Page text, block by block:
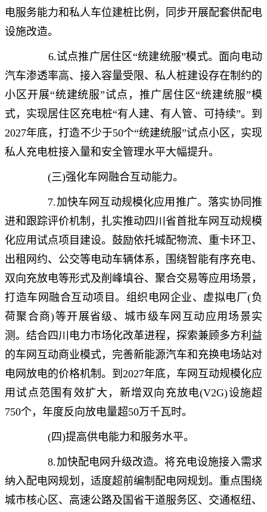
电服务能力和私人车位建桩比例，同步开展配套供配电
设施改造。
6.试点推广居住区“统建统服”模式。面向电动
汽车渗透率高、接入容量受限、私人桩建设存在制约的
小区开展“统建统服”试点，推广居住区“统建统服”模
式，实现居住区充电桩“有人建、有人管、可持续”。到
2027年底，打造不少于50个“统建统服”试点小区，实现
私人充电桩接入量和安全管理水平大幅提升。
(三)强化车网融合互动能力。
7.加快车网互动规模化应用推广。落实协同推
进和跟踪评价机制，扎实推动四川省首批车网互动规模
化应用试点项目建设。鼓励依托城配物流、重卡环卫、
出租网约、公交等电动车辆体系，围绕智能有序充电、
双向充放电等形式及削峰填谷、聚合交易等应用场景，
打造车网融合互动项目。组织电网企业、虚拟电厂(负
荷聚合商)等开展省级、城市级车网互动应用场景实
测。结合四川电力市场化改革进程，探索兼顾多方利益
的车网互动商业模式，完善新能源汽车和充换电场站对
电网放电的价格机制。到2027年底，车网互动规模化应
用试点范围有效扩大，新增双向充放电(V2G)设施超
750个，年度反向放电量超50万千瓦时。
(四)提高供电能力和服务水平。
8.加快配电网升级改造。将充电设施接入需求
纳入配电网规划，适度超前编制配电网规划。重点围绕
城市核心区、高速公路及国省干道服务区、交通枢纽、